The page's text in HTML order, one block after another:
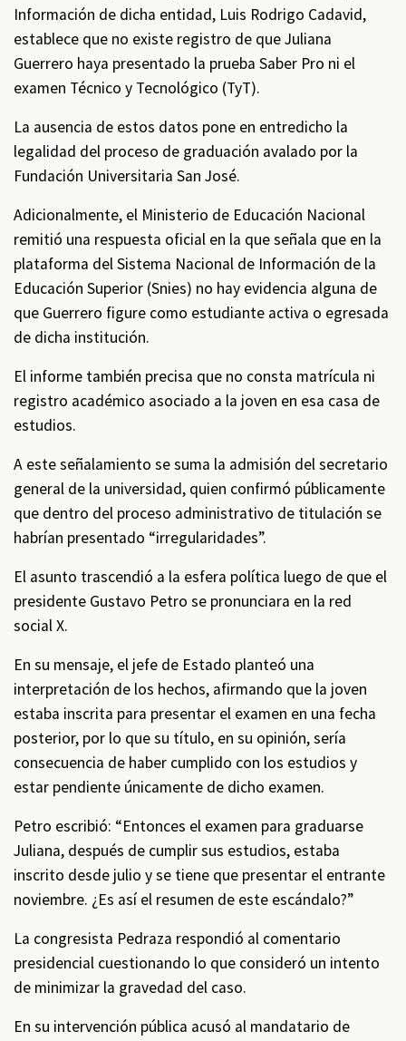
Información de dicha entidad, Luis Rodrigo Cadavid,
establece que no existe registro de que Juliana
Guerrero haya presentado la prueba Saber Pro ni el
examen Técnico y Tecnológico (TyT).
La ausencia de estos datos pone en entredicho la
legalidad del proceso de graduación avalado por la
Fundación Universitaria San José.
Adicionalmente, el Ministerio de Educación Nacional
remitió una respuesta oficial en la que señala que en la
plataforma del Sistema Nacional de Información de la
Educación Superior (Snies) no hay evidencia alguna de
que Guerrero figure como estudiante activa o egresada
de dicha institución.
El informe también precisa que no consta matrícula ni
registro académico asociado a la joven en esa casa de
estudios.
A este señalamiento se suma la admisión del secretario
general de la universidad, quien confirmó públicamente
que dentro del proceso administrativo de titulación se
habrían presentado “irregularidades”.
El asunto trascendió a la esfera política luego de que el
presidente Gustavo Petro se pronunciara en la red
social X.
En su mensaje, el jefe de Estado planteó una
interpretación de los hechos, afirmando que la joven
estaba inscrita para presentar el examen en una fecha
posterior, por lo que su título, en su opinión, sería
consecuencia de haber cumplido con los estudios y
estar pendiente únicamente de dicho examen.
Petro escribió: “Entonces el examen para graduarse
Juliana, después de cumplir sus estudios, estaba
inscrito desde julio y se tiene que presentar el entrante
noviembre. ¿Es así el resumen de este escándalo?”
La congresista Pedraza respondió al comentario
presidencial cuestionando lo que consideró un intento
de minimizar la gravedad del caso.
En su intervención pública acusó al mandatario de